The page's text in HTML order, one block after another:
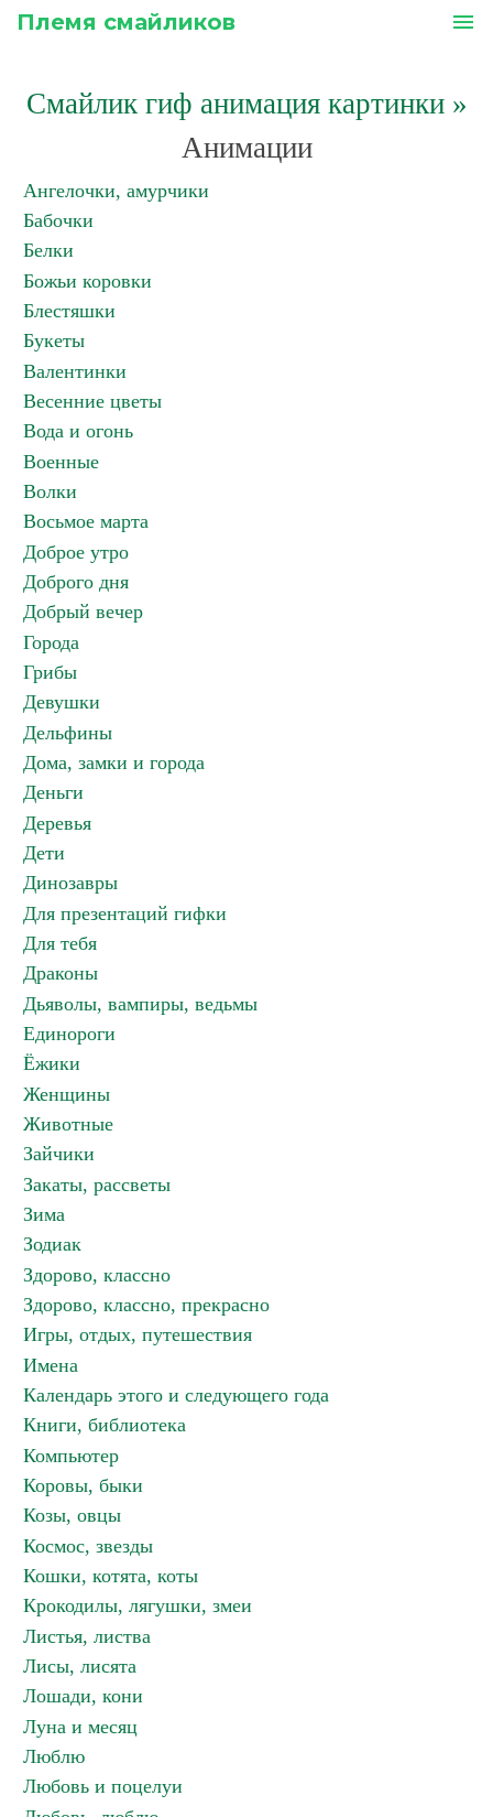
Племя смайликов menu
Смайлик гиф анимация картинки»
Анимации
Ангелочки, амурчики
Бабочки
Белки
Божьи коровки
Блестяшки
Букеты
Валентинки
Весенние цветы
Вода и огонь
Военные
Волки
Восьмое марта
Доброе утро
Доброго дня
Добрый вечер
Города
Грибы
Девушки
Дельфины
Дома, замки и города
Деньги
Деревья
Дети
Динозавры
Для презентаций гифки
Для тебя
Драконы
Дьяволы, вампиры, ведьмы
Единороги
Ёжики
Женщины
Животные
Зайчики
Закаты, рассветы
Зима
Зодиак
Здорово, классно
Здорово, классно, прекрасно
Игры, отдых, путешествия
Имена
Календарь этого и следующего года
Книги, библиотека
Компьютер
Коровы, быки
Козы, овцы
Космос, звезды
Кошки, котята, коты
Крокодилы, лягушки, змеи
Листья, листва
Лисы, лисята
Лошади, кони
Луна и месяц
Люблю
Любовь и поцелуи